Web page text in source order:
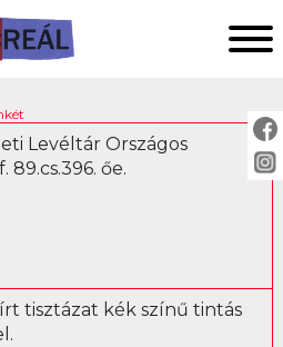
Levéltár Országos
89.cs.396. őe.
tisztázat kék színű tintás